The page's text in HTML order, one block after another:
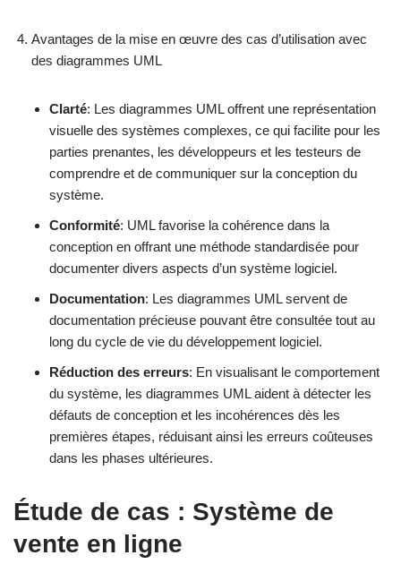
Avantages de la mise en œuvre des cas d’utilisation avec
des diagrammes UML
Clarté: Les diagrammes UML offrent une représentation
visuelle des systèmes complexes, ce qui facilite pour les
parties prenantes, les développeurs et les testeurs de
comprendre et de communiquer sur la conception du
système.
Conformité: UML favorise la cohérence dans la
conception en offrant une méthode standardisée pour
documenter divers aspects d’un système logiciel.
Documentation: Les diagrammes UML servent de
documentation précieuse pouvant être consultée tout au
long du cycle de vie du développement logiciel.
Réduction des erreurs: En visualisant le comportement
du système, les diagrammes UML aident à détecter les
défauts de conception et les incohérences dès les
premières étapes, réduisant ainsi les erreurs coûteuses
dans les phases ultérieures.
Étude de cas : Système de
vente en ligne